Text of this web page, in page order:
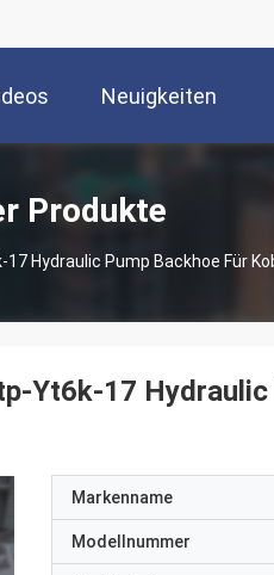
Neuigkeiten
Produkte
Hydraulic Pump Backhoe Für
Yt6k-17 Hydraulic
Markenname
Modellnummer